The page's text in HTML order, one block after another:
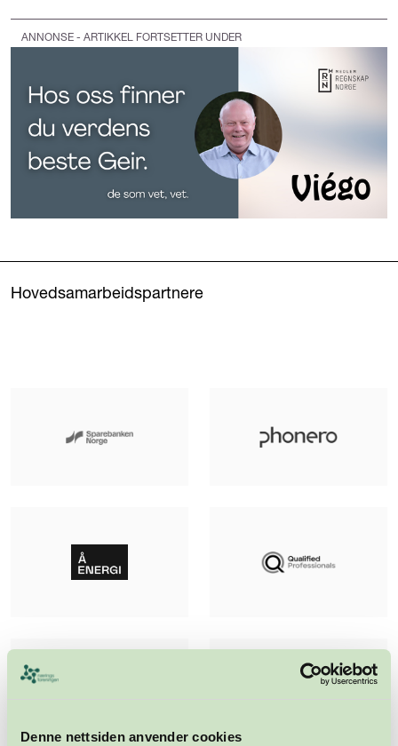
Denne nettsiden anvender cookies
ANNONSE - ARTIKKEL FORTSETTER UNDER
Hovedsamarbeidspartnere